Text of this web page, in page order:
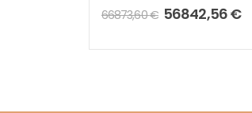
66873,60€ 56842,56€